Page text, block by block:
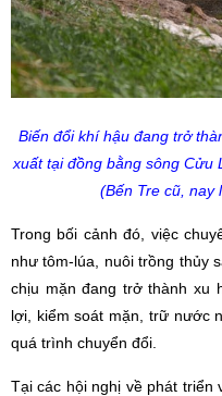
Biến đổi khí hậu đang trở
xuất tại đồng bằng sông Cửu
(Bến Tre cũ, nay
Trong bối cảnh đó, việc
như tôm-lúa, nuôi trồng thủy
chịu mặn đang trở thành xu
lợi, kiểm soát mặn, trữ nước
quá trình chuyển đổi.
Tại các hội nghị về phát triển